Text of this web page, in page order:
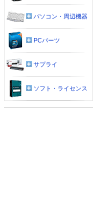
パソコン・周辺機器
PCパーツ
サプライ
ソフト・ライセンス